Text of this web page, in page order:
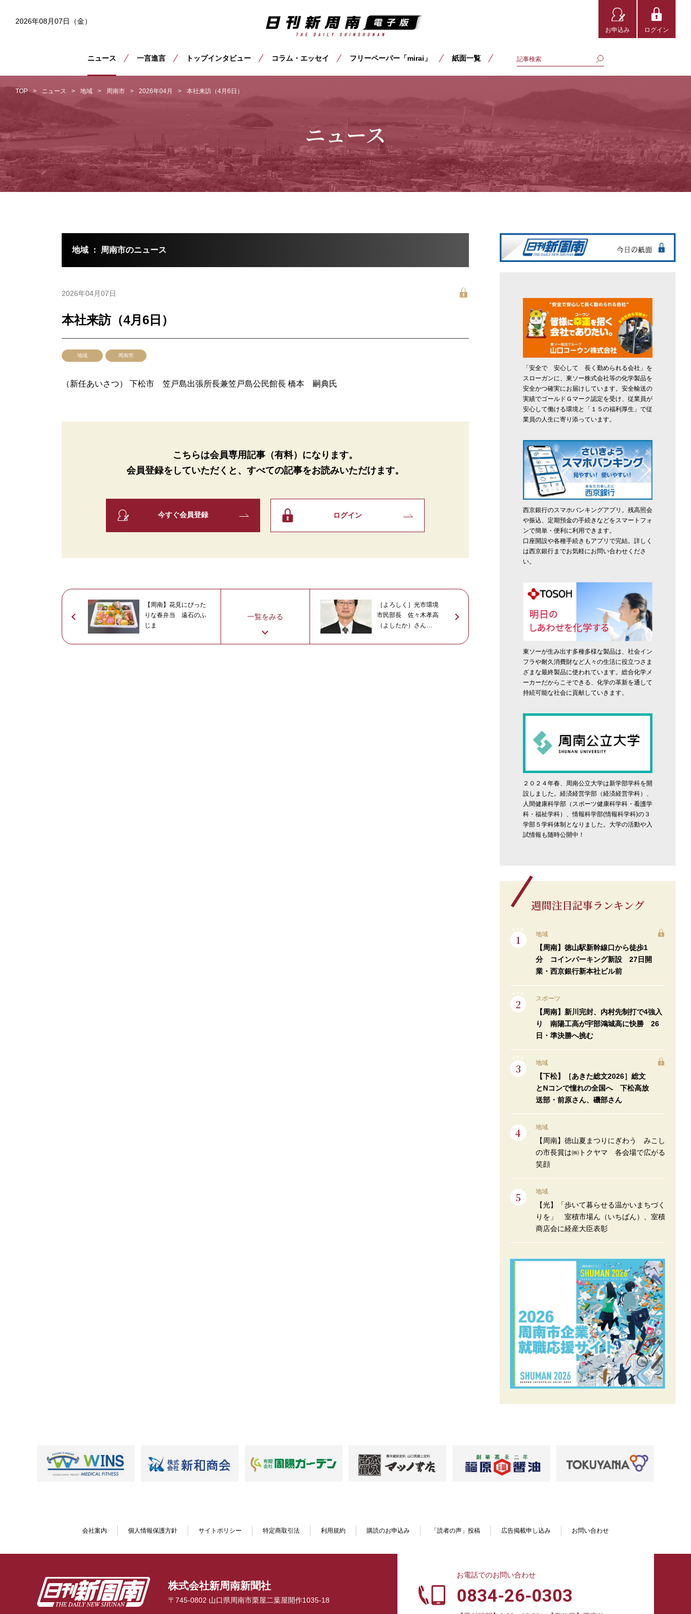
2026年08月07日（金）
お申込み ログイン
ニュース 一言進言 トップインタビュー コラム・エッセイ フリーペーパー「mirai」 紙面一覧
TOP ニュース 地域 周南市 2026年04月 本社来訪（4月6日）
ニュース
地域 ： 周南市のニュース
2026年04月07日
本社来訪（4月6日）
地域 周南市
（新任あいさつ） 下松市 笠戸島出張所長兼笠戸島公民館長 橋本 嗣典氏
こちらは会員専用記事（有料）になります。
会員登録をしていただくと、 すべての記事をお読みいただけます。
今すぐ会員登録 ログイン
【周南】花見にぴった
りな春弁当 遠石のふ
じま
一覧をみる
［よろしく］光市環境
市民部長 佐々木孝高
（よしたか）さん
「安全で 安心して 長く勤められる会社」を
スローガンに、東ソー株式会社等の化学製品を
安全かつ確実にお届けしています。安全輸送の
実績でゴールドＧマーク認定を受け、従業員が
安心して働ける環境と「１５の福利厚生」で従
業員の人生に寄り添っています。
西京銀行のスマホバンキングアプリ。残高照会
や振込、定期預金の手続きなどをスマートフォ
ンで簡単・便利に利用できます。
口座開設や各種手続きもアプリで完結。詳しく
は西京銀行までお気軽にお問い合わせくださ
い。
東ソーが生み出す多種多様な製品は、社会イン
フラや耐久消費財など人々の生活に役立つさま
ざまな最終製品に使われています。総合化学メ
ーカーだからこそできる、化学の革新を通して
持続可能な社会に貢献していきます。
２０２４年春、周南公立大学は新学部学科を開
設しました。経済経営学部（経済経営学科）、
人間健康科学部（スポーツ健康科学科・看護学
科・福祉学科）、情報科学部(情報科学科)の３
学部５学科体制となりました。大学の活動や入
試情報も随時公開中！
週間注目記事ランキング
地域
【周南】徳山駅新幹線口から徒歩1
分 コインパーキング新設 27日開
業・西京銀行新本社ビル前
スポーツ
【周南】新川完封、内村先制打で4強入
り 南陽工高が宇部鴻城高に快勝 26
日・準決勝へ挑む
地域
【下松】［あきた総文2026］総文
とNコンで憧れの全国へ 下松高放
送部・前原さん、磯部さん
地域
【周南】徳山夏まつりにぎわう みこし
の市長賞は㈱トクヤマ 各会場で広がる
笑顔
地域
【光】「歩いて暮らせる温かいまちづく
りを」 室積市場ん（いちばん）、室積
商店会に経産大臣表彰
会社案内 個人情報保護方針 サイトポリシー 特定商取引法 利用規約 購読のお申込み 「読者の声」投稿 広告掲載申し込み お問い合わせ
お電話でのお問い合わせ
0834-26-0303
株式会社新周南新聞社
〒745-0802 山口県周南市栗屋二葉屋開作1035-18